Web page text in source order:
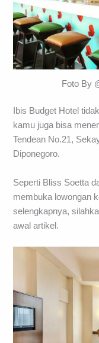
Foto By
Ibis Budget Hotel
kamu juga bisa
Tendean No.21,
Diponegoro.
Seperti Bliss Soetta
membuka lowongan
selengkapnya,
awal artikel.